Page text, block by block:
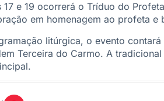
17 e 19 ocorrerá o Tríduo do
em homenagem ao profeta
litúrgica, o evento
Terceira do Carmo. A